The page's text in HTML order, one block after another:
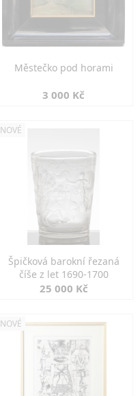
Městečko pod horami
3 000 Kč
NOVÉ
Špičková barokní řezaná
číše z let 1690-1700
25 000 Kč
NOVÉ